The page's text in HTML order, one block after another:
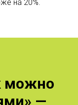
на 20%.
можно
—